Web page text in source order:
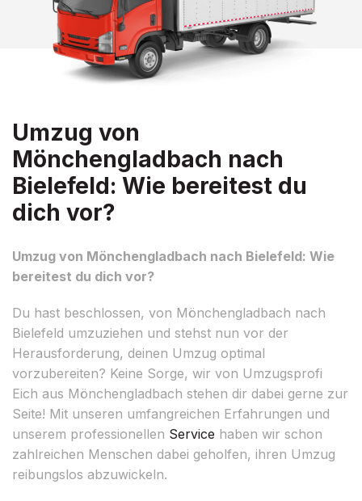
Umzug von
Mönchengladbach nach
Bielefeld: Wie bereitest du
dich vor?
Umzug von Mönchengladbach nach Bielefeld: Wie
bereitest du dich vor?
Du hast beschlossen, von Mönchengladbach nach
Bielefeld umzuziehen und stehst nun vor der
Herausforderung, deinen Umzug optimal
vorzubereiten? Keine Sorge, wir von Umzugsprofi
Eich aus Mönchengladbach stehen dir dabei gerne zur
Seite! Mit unseren umfangreichen Erfahrungen und
unserem professionellen Service haben wir schon
zahlreichen Menschen dabei geholfen, ihren Umzug
reibungslos abzuwickeln.